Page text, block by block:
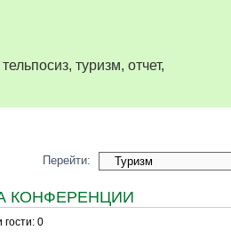
туризм, отчет,
Перейти:
КОНФЕРЕНЦИИ
0